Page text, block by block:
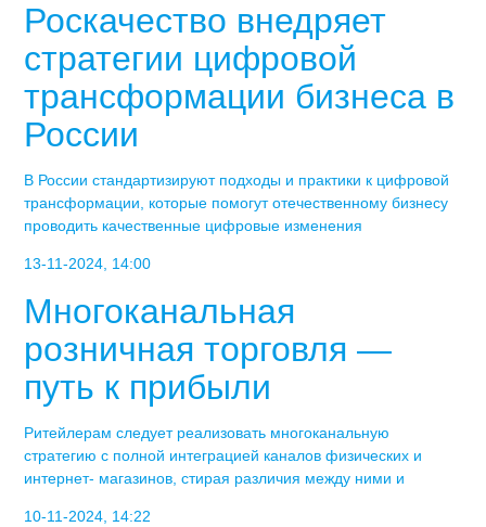
Роскачество внедряет
стратегии цифровой
трансформации бизнеса в
России
В России стандартизируют подходы и практики к цифровой
трансформации, которые помогут отечественному бизнесу
проводить качественные цифровые изменения
13-11-2024, 14:00
Многоканальная
розничная торговля —
путь к прибыли
Ритейлерам следует реализовать многоканальную
стратегию с полной интеграцией каналов физических и
интернет- магазинов, стирая различия между ними и
10-11-2024, 14:22